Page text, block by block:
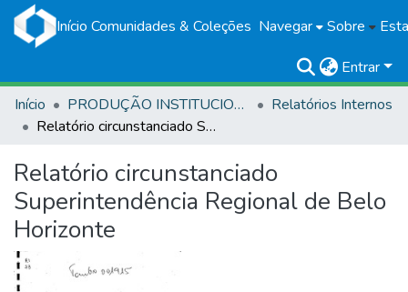
Início Comunidades & Coleções Navegar Sobre
Entrar
Início
PRODUÇÃO INSTITUCIONAL
Relatórios Internos
Relatório circunstanciado Superintendência Regional de Belo Horizonte
Relatório circunstanciado
Superintendência Regional de Belo
Horizonte